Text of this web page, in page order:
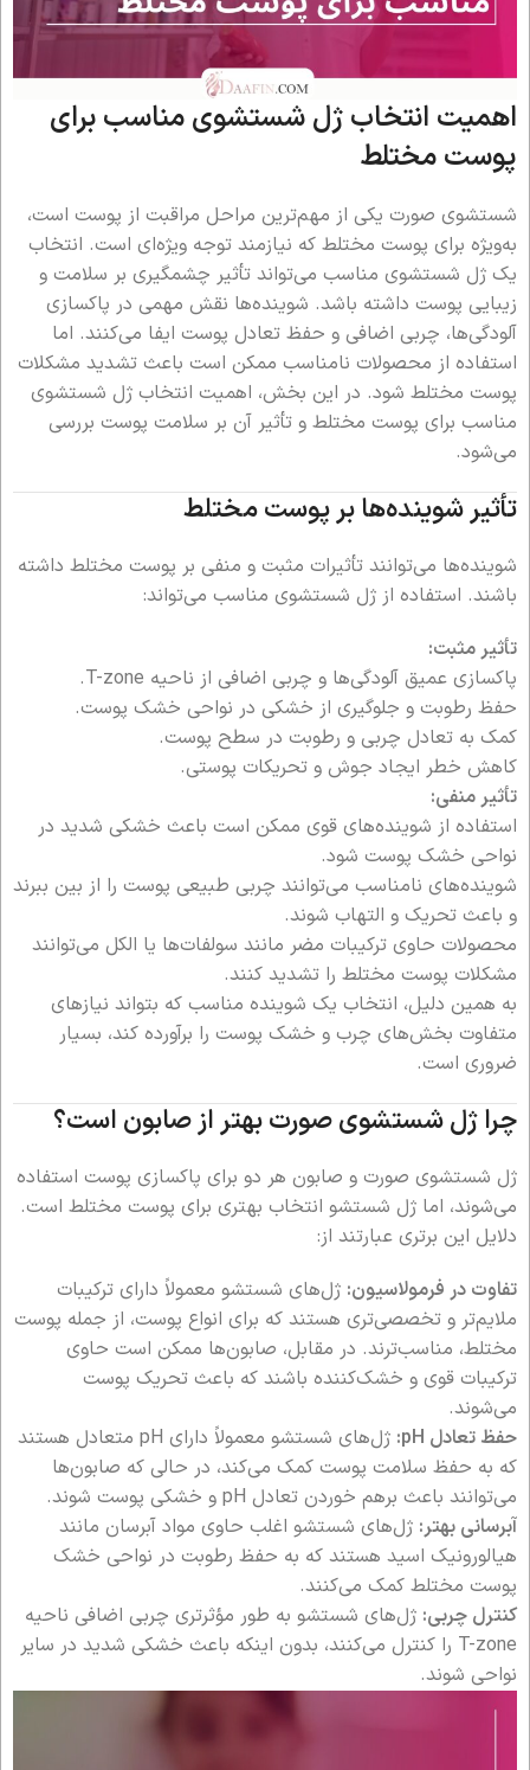
اهمیت انتخاب ژل شستشوی مناسب برای
پوست مختلط
شستشوی صورت یکی از مهم‌ترین مراحل مراقبت از پوست است،
به‌ویژه برای پوست مختلط که نیازمند توجه ویژه‌ای است. انتخاب
یک ژل شستشوی مناسب می‌تواند تأثیر چشمگیری بر سلامت و
زیبایی پوست داشته باشد. شوینده‌ها نقش مهمی در پاکسازی
آلودگی‌ها، چربی اضافی و حفظ تعادل پوست ایفا می‌کنند. اما
استفاده از محصولات نامناسب ممکن است باعث تشدید مشکلات
پوست مختلط شود. در این بخش، اهمیت انتخاب ژل شستشوی
مناسب برای پوست مختلط و تأثیر آن بر سلامت پوست بررسی
می‌شود.
تأثیر شوینده‌ها بر پوست مختلط
شوینده‌ها می‌توانند تأثیرات مثبت و منفی بر پوست مختلط داشته
باشند. استفاده از ژل شستشوی مناسب می‌تواند:
تأثیر مثبت:
پاکسازی عمیق آلودگی‌ها و چربی اضافی از ناحیه T-zone.
حفظ رطوبت و جلوگیری از خشکی در نواحی خشک پوست.
کمک به تعادل چربی و رطوبت در سطح پوست.
کاهش خطر ایجاد جوش و تحریکات پوستی.
تأثیر منفی:
استفاده از شوینده‌های قوی ممکن است باعث خشکی شدید در
نواحی خشک پوست شود.
شوینده‌های نامناسب می‌توانند چربی طبیعی پوست را از بین ببرند
و باعث تحریک و التهاب شوند.
محصولات حاوی ترکیبات مضر مانند سولفات‌ها یا الکل می‌توانند
مشکلات پوست مختلط را تشدید کنند.
به همین دلیل، انتخاب یک شوینده مناسب که بتواند نیازهای
متفاوت بخش‌های چرب و خشک پوست را برآورده کند، بسیار
ضروری است.
چرا ژل شستشوی صورت بهتر از صابون است؟
ژل شستشوی صورت و صابون هر دو برای پاکسازی پوست استفاده
می‌شوند، اما ژل شستشو انتخاب بهتری برای پوست مختلط است.
دلایل این برتری عبارتند از:
تفاوت در فرمولاسیون: ژل‌های شستشو معمولاً دارای ترکیبات
ملایم‌تر و تخصصی‌تری هستند که برای انواع پوست، از جمله پوست
مختلط، مناسب‌ترند. در مقابل، صابون‌ها ممکن است حاوی
ترکیبات قوی و خشک‌کننده باشند که باعث تحریک پوست
می‌شوند.
حفظ تعادل pH:
ژل‌های شستشو معمولاً دارای pH متعادل هستند
که به حفظ سلامت پوست کمک می‌کند، در حالی که صابون‌ها
می‌توانند باعث برهم خوردن تعادل pH و خشکی پوست شوند.
آبرسانی بهتر: ژل‌های شستشو اغلب حاوی مواد آبرسان مانند
هیالورونیک اسید هستند که به حفظ رطوبت در نواحی خشک
پوست مختلط کمک می‌کنند.
کنترل چربی: ژل‌های شستشو به طور مؤثرتری چربی اضافی ناحیه
T-zone را کنترل می‌کنند، بدون اینکه باعث خشکی شدید در سایر
نواحی شوند.